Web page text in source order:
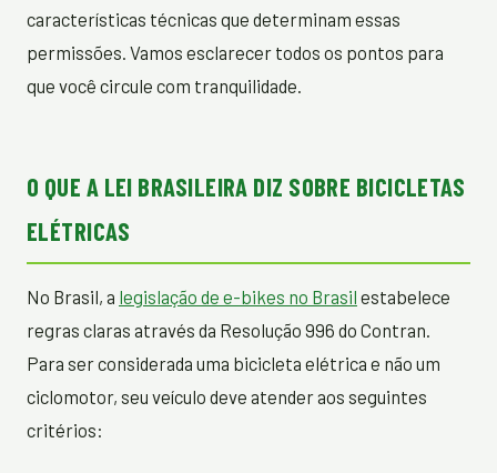
características técnicas que determinam essas
permissões. Vamos esclarecer todos os pontos para
que você circule com tranquilidade.
O QUE A LEI BRASILEIRA DIZ SOBRE BICICLETAS
ELÉTRICAS
No Brasil, a legislação de e-bikes no Brasil estabelece
regras claras através da Resolução 996 do Contran.
Para ser considerada uma bicicleta elétrica e não um
ciclomotor, seu veículo deve atender aos seguintes
critérios: